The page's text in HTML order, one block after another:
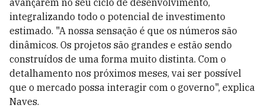
avançarem no seu ciclo de desenvolvimento,
integralizando todo o potencial de investimento
estimado. "A nossa sensação é que os números são
dinâmicos. Os projetos são grandes e estão sendo
construídos de uma forma muito distinta. Com o
detalhamento nos próximos meses, vai ser possível
que o mercado possa interagir com o governo", explica
Naves.